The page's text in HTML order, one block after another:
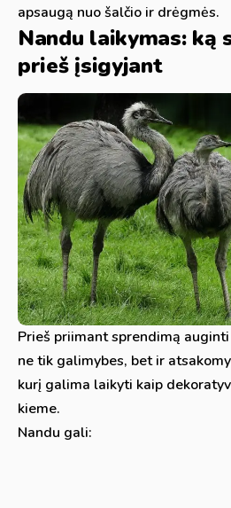
apsaugą nuo šalčio ir drėgmės.
Nandu laikymas: ką
prieš įsigyjant
Prieš priimant sprendimą
ne tik galimybes, bet ir
kurį galima laikyti kaip
kieme.
Nandu gali: